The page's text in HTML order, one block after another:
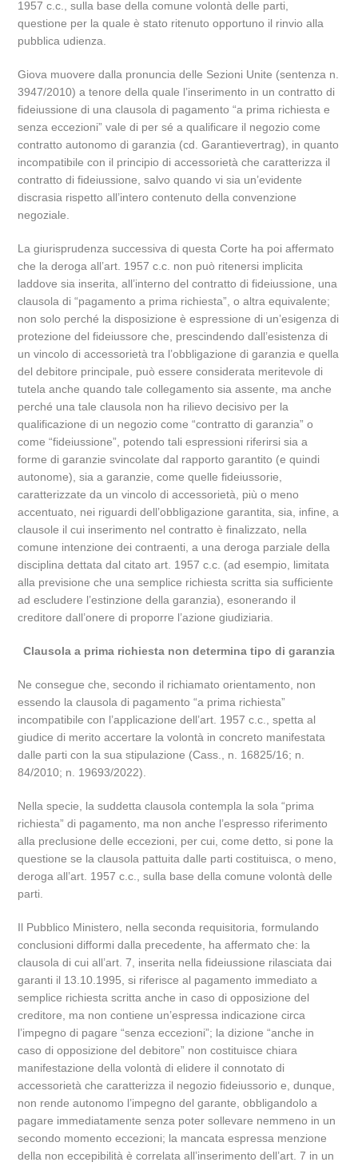
1957 c.c., sulla base della comune volontà delle parti,
questione per la quale è stato ritenuto opportuno il rinvio alla
pubblica udienza.
Giova muovere dalla pronuncia delle Sezioni Unite (sentenza n.
3947/2010) a tenore della quale l’inserimento in un contratto di
fideiussione di una clausola di pagamento “a prima richiesta e
senza eccezioni” vale di per sé a qualificare il negozio come
contratto autonomo di garanzia (cd. Garantievertrag), in quanto
incompatibile con il principio di accessorietà che caratterizza il
contratto di fideiussione, salvo quando vi sia un’evidente
discrasia rispetto all’intero contenuto della convenzione
negoziale.
La giurisprudenza successiva di questa Corte ha poi affermato
che la deroga all’art. 1957 c.c. non può ritenersi implicita
laddove sia inserita, all’interno del contratto di fideiussione, una
clausola di “pagamento a prima richiesta”, o altra equivalente;
non solo perché la disposizione è espressione di un’esigenza di
protezione del fideiussore che, prescindendo dall’esistenza di
un vincolo di accessorietà tra l’obbligazione di garanzia e quella
del debitore principale, può essere considerata meritevole di
tutela anche quando tale collegamento sia assente, ma anche
perché una tale clausola non ha rilievo decisivo per la
qualificazione di un negozio come “contratto di garanzia” o
come “fideiussione”, potendo tali espressioni riferirsi sia a
forme di garanzie svincolate dal rapporto garantito (e quindi
autonome), sia a garanzie, come quelle fideiussorie,
caratterizzate da un vincolo di accessorietà, più o meno
accentuato, nei riguardi dell’obbligazione garantita, sia, infine, a
clausole il cui inserimento nel contratto è finalizzato, nella
comune intenzione dei contraenti, a una deroga parziale della
disciplina dettata dal citato art. 1957 c.c. (ad esempio, limitata
alla previsione che una semplice richiesta scritta sia sufficiente
ad escludere l’estinzione della garanzia), esonerando il
creditore dall’onere di proporre l’azione giudiziaria.
Clausola a prima richiesta non determina tipo di garanzia
Ne consegue che, secondo il richiamato orientamento, non
essendo la clausola di pagamento “a prima richiesta”
incompatibile con l’applicazione dell’art. 1957 c.c., spetta al
giudice di merito accertare la volontà in concreto manifestata
dalle parti con la sua stipulazione (Cass., n. 16825/16; n.
84/2010; n. 19693/2022).
Nella specie, la suddetta clausola contempla la sola “prima
richiesta” di pagamento, ma non anche l’espresso riferimento
alla preclusione delle eccezioni, per cui, come detto, si pone la
questione se la clausola pattuita dalle parti costituisca, o meno,
deroga all’art. 1957 c.c., sulla base della comune volontà delle
parti.
Il Pubblico Ministero, nella seconda requisitoria, formulando
conclusioni difformi dalla precedente, ha affermato che: la
clausola di cui all’art. 7, inserita nella fideiussione rilasciata dai
garanti il 13.10.1995, si riferisce al pagamento immediato a
semplice richiesta scritta anche in caso di opposizione del
creditore, ma non contiene un’espressa indicazione circa
l’impegno di pagare “senza eccezioni”; la dizione “anche in
caso di opposizione del debitore” non costituisce chiara
manifestazione della volontà di elidere il connotato di
accessorietà che caratterizza il negozio fideiussorio e, dunque,
non rende autonomo l’impegno del garante, obbligandolo a
pagare immediatamente senza poter sollevare nemmeno in un
secondo momento eccezioni; la mancata espressa menzione
della non eccepibilità è correlata all’inserimento dell’art. 7 in un